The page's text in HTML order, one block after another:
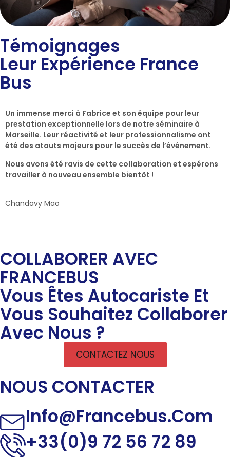
Témoignages
Leur Expérience France
Bus
Un immense merci à Fabrice et son équipe pour leur
prestation exceptionnelle lors de notre séminaire à
Marseille. Leur réactivité et leur professionnalisme ont
été des atouts majeurs pour le succès de l’événement.
Nous avons été ravis de cette collaboration et espérons
travailler à nouveau ensemble bientôt !
Chandavy Mao
COLLABORER AVEC
FRANCEBUS
Vous Êtes Autocariste Et
Vous Souhaitez Collaborer
Avec Nous ?
CONTACTEZ NOUS
NOUS CONTACTER
Info@francebus.com
+33(0)9 72 56 72 89